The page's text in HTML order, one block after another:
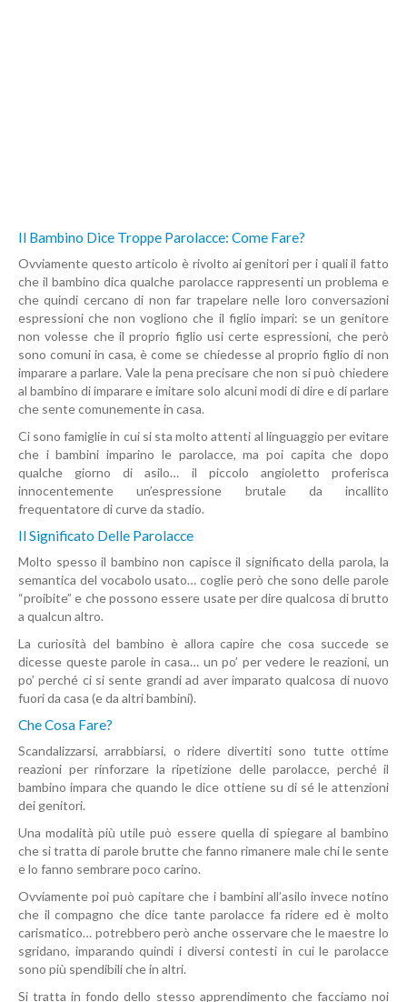
Il Bambino Dice Troppe Parolacce: Come Fare?
Ovviamente questo articolo è rivolto ai genitori per i quali il fatto
che il bambino dica qualche parolacce rappresenti un problema e
che quindi cercano di non far trapelare nelle loro conversazioni
espressioni che non vogliono che il figlio impari: se un genitore
non volesse che il proprio figlio usi certe espressioni, che però
sono comuni in casa, è come se chiedesse al proprio figlio di non
imparare a parlare. Vale la pena precisare che non si può chiedere
al bambino di imparare e imitare solo alcuni modi di dire e di parlare
che sente comunemente in casa.
Ci sono famiglie in cui si sta molto attenti al linguaggio per evitare
che i bambini imparino le parolacce, ma poi capita che dopo
qualche giorno di asilo… il piccolo angioletto proferisca
innocentemente un’espressione brutale da incallito
frequentatore di curve da stadio.
Il Significato Delle Parolacce
Molto spesso il bambino non capisce il significato della parola, la
semantica del vocabolo usato… coglie però che sono delle parole
“proibite” e che possono essere usate per dire qualcosa di brutto
a qualcun altro.
La curiosità del bambino è allora capire che cosa succede se
dicesse queste parole in casa… un po’ per vedere le reazioni, un
po’ perché ci si sente grandi ad aver imparato qualcosa di nuovo
fuori da casa (e da altri bambini).
Che Cosa Fare?
Scandalizzarsi, arrabbiarsi, o ridere divertiti sono tutte ottime
reazioni per rinforzare la ripetizione delle parolacce, perché il
bambino impara che quando le dice ottiene su di sé le attenzioni
dei genitori.
Una modalità più utile può essere quella di spiegare al bambino
che si tratta di parole brutte che fanno rimanere male chi le sente
e lo fanno sembrare poco carino.
Ovviamente poi può capitare che i bambini all’asilo invece notino
che il compagno che dice tante parolacce fa ridere ed è molto
carismatico… potrebbero però anche osservare che le maestre lo
sgridano, imparando quindi i diversi contesti in cui le parolacce
sono più spendibili che in altri.
Si tratta in fondo dello stesso apprendimento che facciamo noi